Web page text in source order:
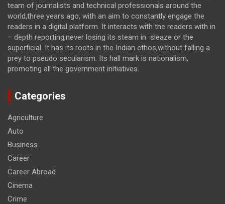
team of journalists and technical professionals around the
world,three years ago, with an aim to constantly engage the
readers in a digital platform. It interacts with the readers with in
– depth reporting,never losing its steam in sleaze or the
superficial. It has its roots in the Indian ethos,without falling a
prey to pseudo secularism. Its hall mark is nationalism,
promoting all the government initiatives.
Categories
Agriculture
Auto
Business
Career
Career Abroad
Cinema
Crime